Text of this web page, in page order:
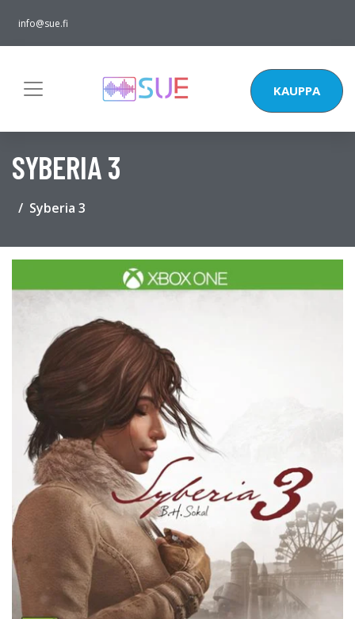
info@sue.fi
KAUPPA
SYBERIA 3
Syberia 3